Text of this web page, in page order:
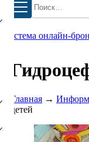
система онлайн-
Главная →
детей